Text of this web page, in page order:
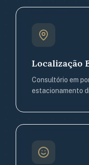
Localização
Consultório em
estacionamento